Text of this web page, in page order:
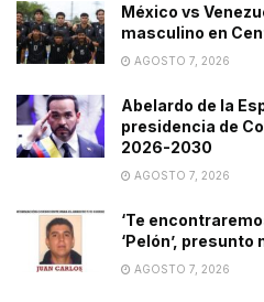
México vs
masculino en
AGOSTO 7, 2026
Abelardo de la
presidencia de
2026-2030
AGOSTO 7, 2026
‘Te
‘Pelón’, presunto
AGOSTO 7, 2026